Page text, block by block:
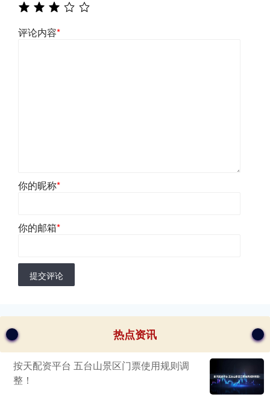
评论内容*
你的昵称*
你的邮箱*
提交评论
热点资讯
按天配资平台 五台山景区门票使用规则调
整！